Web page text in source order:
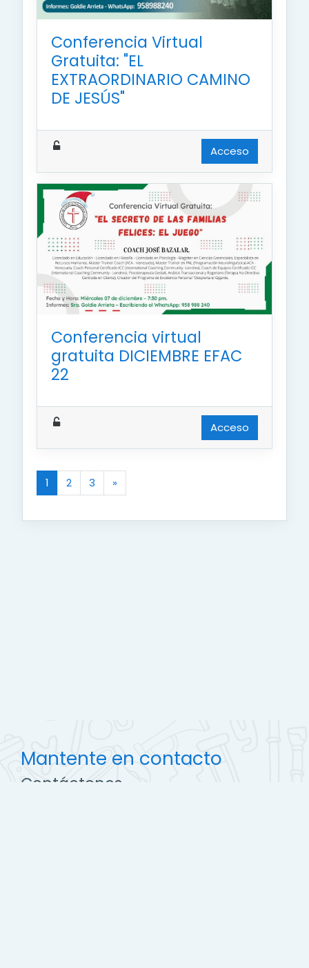
Conferencia Virtual
Gratuita: "EL
EXTRAORDINARIO CAMINO
DE JESÚS"
Acceso
Conferencia virtual
gratuita DICIEMBRE EFAC
22
Acceso
1
(actual)
2 3
»
Siguiente
Mantente en contacto
Contáctenos